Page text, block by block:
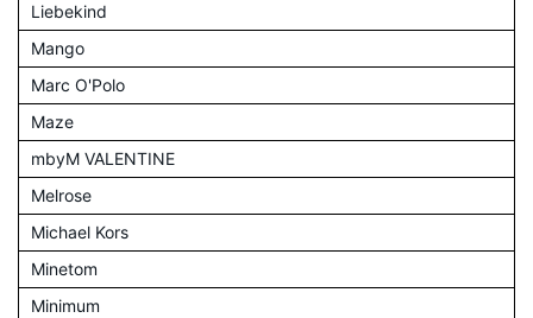
Liebekind
Mango
Marc O'Polo
Maze
mbyM VALENTINE
Melrose
Michael Kors
Minetom
Minimum